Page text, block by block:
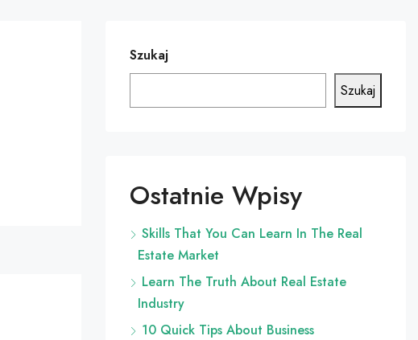
Szukaj
Szukaj
Ostatnie Wpisy
Skills That You Can Learn In The Real
Estate Market
Learn The Truth About Real Estate
Industry
10 Quick Tips About Business